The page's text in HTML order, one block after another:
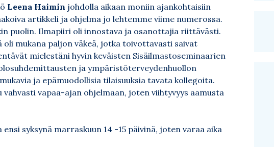
Leena Haimin johdolla aikaan moniin ajankohtaisiin
artikkeli ja ohjelma jo lehtemme viime numerossa.
puolin. Ilmapiiri oli innostava ja osanottajia riittävästi.
mukana paljon väkeä, jotka toivottavasti saivat
mielestäni hyvin keväisten Sisäilmastoseminaarien
ja ympäristöterveydenhuollon
ja epämuodollisia tilaisuuksia tavata kollegoita.
vapaa-ajan ohjelmaan, joten viihtyvyys aamusta
syksynä marraskuun 14 -15 päivinä, joten varaa aika